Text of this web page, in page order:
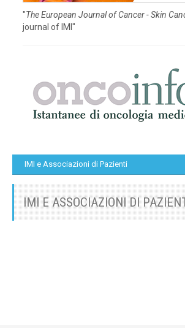
"The European Journal of Cancer - Skin
journal of IMI"
IMI e Associazioni di Pazienti
IMI E ASSOCIAZIONI DI